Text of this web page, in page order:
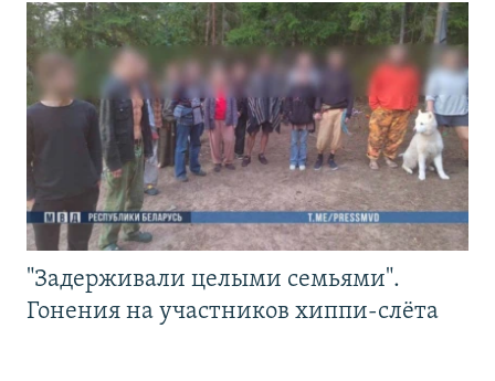
"Задерживали целыми семьями".
Гонения на участников хиппи-слёта